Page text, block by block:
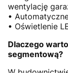
wentylację
•
• Oświetlenie
Dlaczego
segmentową?